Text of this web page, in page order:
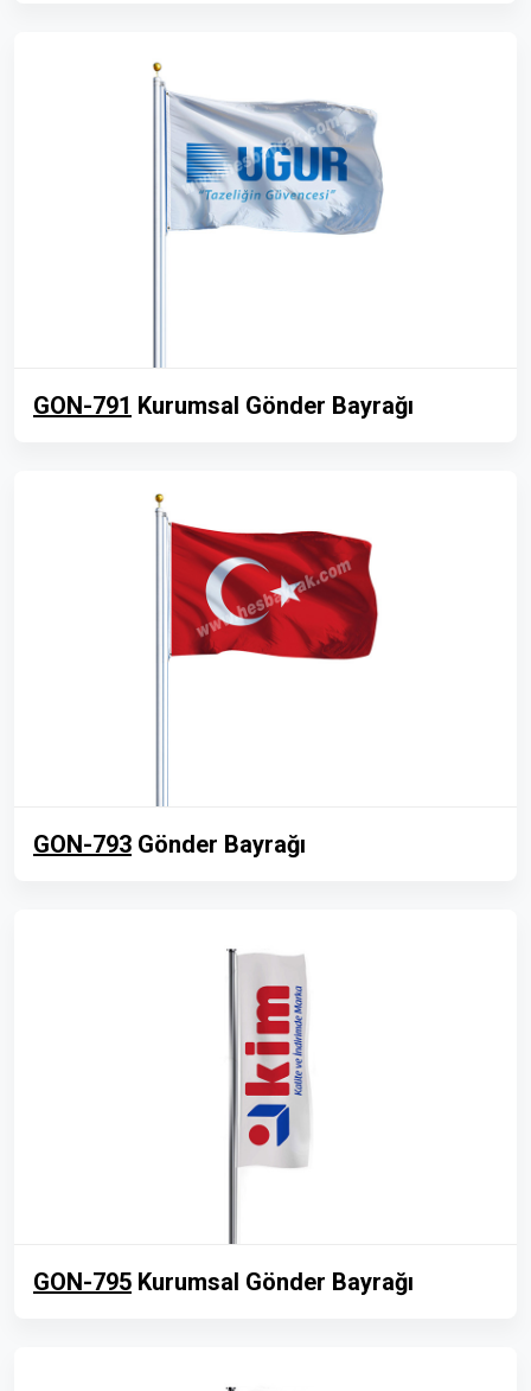
GON-791 Kurumsal Gönder Bayrağı
GON-793 Gönder Bayrağı
GON-795 Kurumsal Gönder Bayrağı